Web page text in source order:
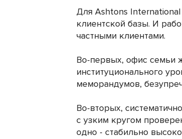
Для Ashtons
клиентской базы. И
частными клиентами.
Во-первых, офис семьи
институционального
меморандумов,
Во-вторых,
с узким кругом
одно - стабильно